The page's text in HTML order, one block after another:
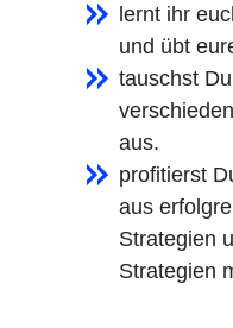
lernt ihr
und übt
tauschst
aus.
profitierst
aus
Strategien
Strategien